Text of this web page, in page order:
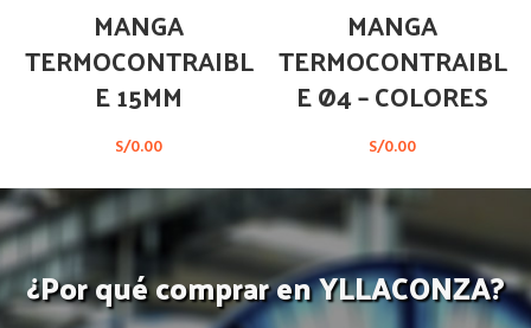
MANGA
TERMOCONTRAIBL
E 15MM
S/0.00
MANGA
TERMOCONTRAIBL
E Ø4 – COLORES
S/0.00
¿Por qué comprar en YLLACONZA?